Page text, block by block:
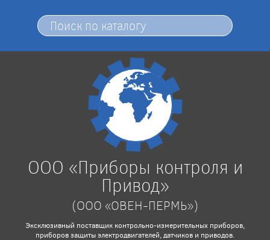
ООО «Приборы контроля и
Привод»
(ООО «ОВЕН-ПЕРМЬ»)
Эксклюзивный поставщик контрольно-измерительных приборов,
приборов защиты электродвигателей, датчиков и приводов.